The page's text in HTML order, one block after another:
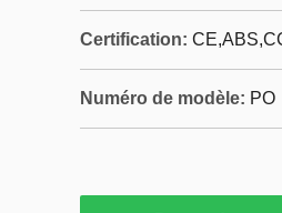
Certification:
Numéro de modèle: PO